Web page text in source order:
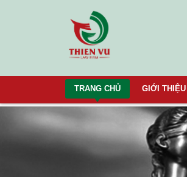
TRANG CHỦ GIỚI THIỆU